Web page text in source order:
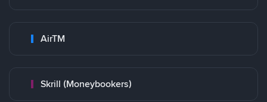
AirTM
Skrill (Moneybookers)